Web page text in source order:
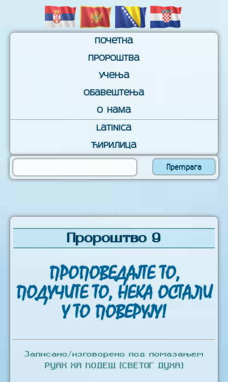
Почетна
Пророштва
Учења
Обавештења
О нама
Latinica
Ћирилица
Пророштво 9
ПРОПОВЕДАЈТЕ ТО,
ПОДУЧИТЕ ТО, НЕКА ОСТАЛИ
У ТО ПОВЕРУЈУ!
Записано/изговорено под помазањем
РУАХ ХА КОДЕШ (СВЕТОГ ДУХА)